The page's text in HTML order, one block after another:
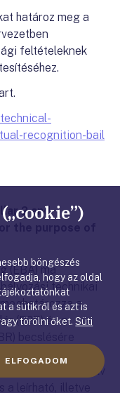
határoz meg a
feltételeknek
recognition-bail
2 and
the purpose of
(EBA) ma
technikai
a
(P2R) és a
becslésére
szintjén,
szanálási irányelv
böngészés
hogy az oldal
a sütikről és azt is
törölni őket.Süti
ELFOGADOM